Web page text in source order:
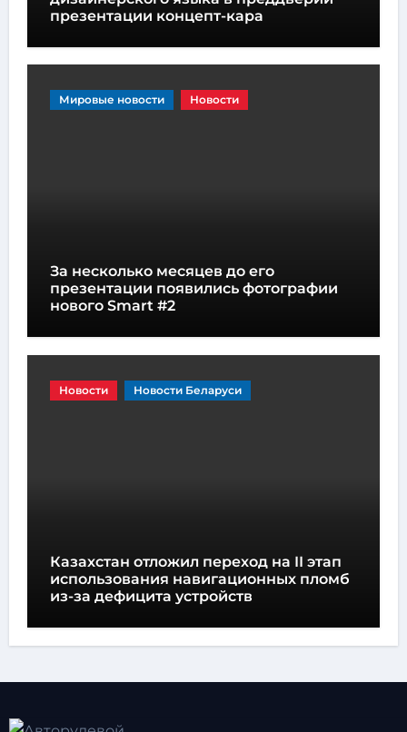
презентации концепт-кара
Мировые новости Новости
За несколько месяцев до его
презентации появились фотографии
нового Smart #2
Новости Новости Беларуси
Казахстан отложил переход на II этап
использования навигационных пломб
из-за дефицита устройств